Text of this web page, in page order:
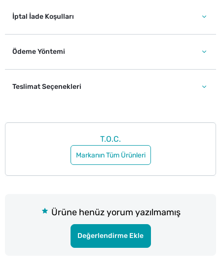
İptal İade Koşulları
Ödeme Yöntemi
Teslimat Seçenekleri
T.O.C.
Markanın Tüm Ürünleri
Ürüne henüz yorum yazılmamış
Değerlendirme Ekle